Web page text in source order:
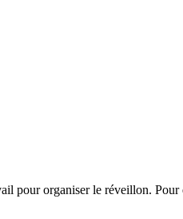
pour organiser le réveillon.